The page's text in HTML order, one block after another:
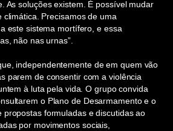
As soluções existem. É possível mudar
Precisamos de uma
este sistema mortífero, e essa
não nas urnas”.
independentemente de em quem vão
parem de consentir com a violência
à luta pela vida. O grupo convida
o Plano de Desarmamento e o
propostas formuladas e discutidas ao
por movimentos sociais,